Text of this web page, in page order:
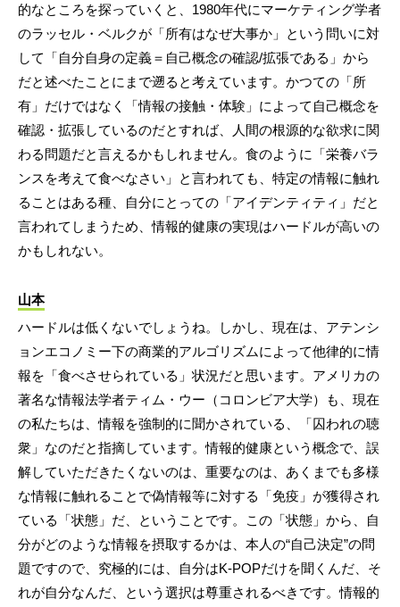
的なところを探っていくと、1980年代にマーケティング学者
のラッセル・ベルクが「所有はなぜ大事か」という問いに対
して「自分自身の定義＝自己概念の確認/拡張である」から
だと述べたことにまで遡ると考えています。かつての「所
有」だけではなく「情報の接触・体験」によって自己概念を
確認・拡張しているのだとすれば、人間の根源的な欲求に関
わる問題だと言えるかもしれません。食のように「栄養バラ
ンスを考えて食べなさい」と言われても、特定の情報に触れ
ることはある種、自分にとっての「アイデンティティ」だと
言われてしまうため、情報的健康の実現はハードルが高いの
かもしれない。
山本
ハードルは低くないでしょうね。しかし、現在は、アテンシ
ョンエコノミー下の商業的アルゴリズムによって他律的に情
報を「食べさせられている」状況だと思います。アメリカの
著名な情報法学者ティム・ウー（コロンビア大学）も、現在
の私たちは、情報を強制的に聞かされている、「囚われの聴
衆」なのだと指摘しています。情報的健康という概念で、誤
解していただきたくないのは、重要なのは、あくまでも多様
な情報に触れることで偽情報等に対する「免疫」が獲得され
ている「状態」だ、ということです。この「状態」から、自
分がどのような情報を摂取するかは、本人の“自己決定”の問
題ですので、究極的には、自分はK-POPだけを聞くんだ、そ
れが自分なんだ、という選択は尊重されるべきです。情報的